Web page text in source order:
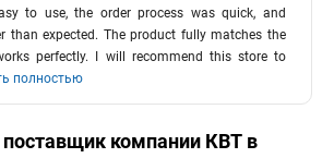
to use, the order process was quick, and
than expected. The product fully matches the
perfectly. I will recommend this store to
полностью
компании КВТ в